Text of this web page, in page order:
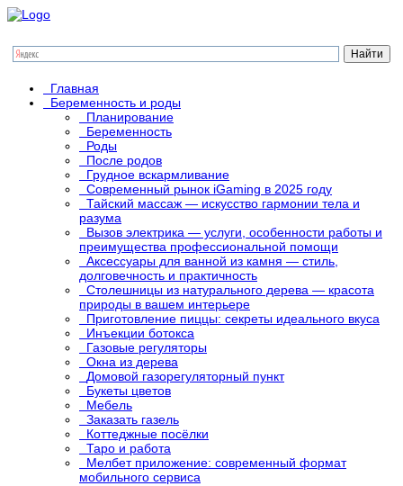
Главная
Беременность и роды
Планирование
Беременность
Роды
После родов
Грудное вскармливание
Современный рынок iGaming в 2025 году
Тайский массаж — искусство гармонии тела и
разума
Вызов электрика — услуги, особенности работы и
преимущества профессиональной помощи
Аксессуары для ванной из камня — стиль,
долговечность и практичность
Столешницы из натурального дерева — красота
природы в вашем интерьере
Приготовление пиццы: секреты идеального вкуса
Инъекции ботокса
Газовые регуляторы
Окна из дерева
Домовой газорегуляторный пункт
Букеты цветов
Мебель
Заказать газель
Коттеджные посёлки
Таро и работа
Мелбет приложение: современный формат
мобильного сервиса